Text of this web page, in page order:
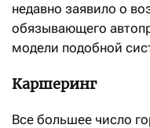
недавно заявило о
обязывающего
модели подобной
Каршеринг
Все большее число